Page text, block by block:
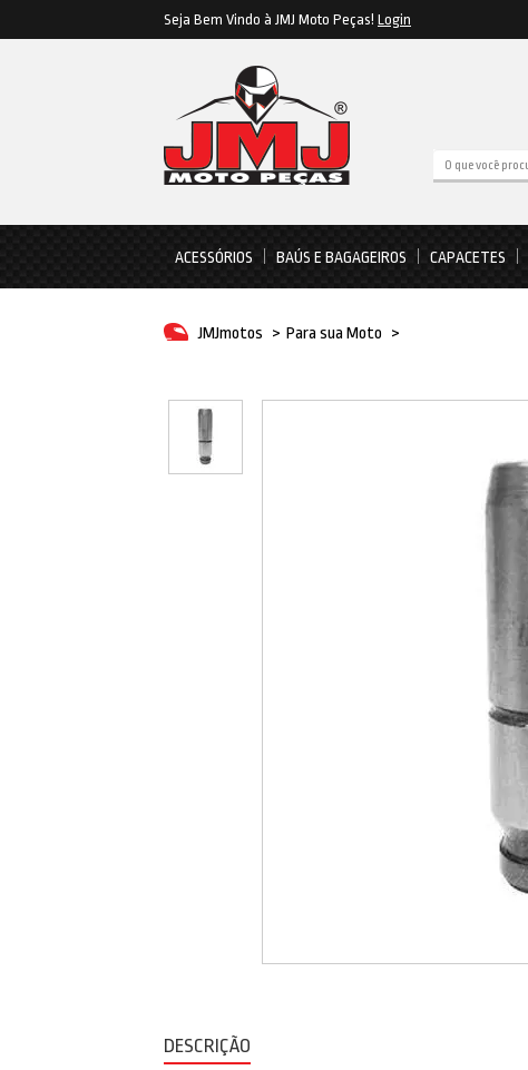
Seja Bem Vindo à JMJ Moto Peças! Login
ACESSÓRIOS BAÚS E BAGAGEIROS CAPACETES
JMJmotos > Para sua Moto >
DESCRIÇÃO